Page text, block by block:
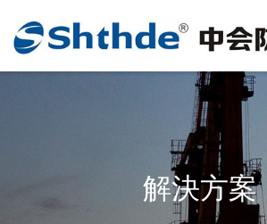
解決方案